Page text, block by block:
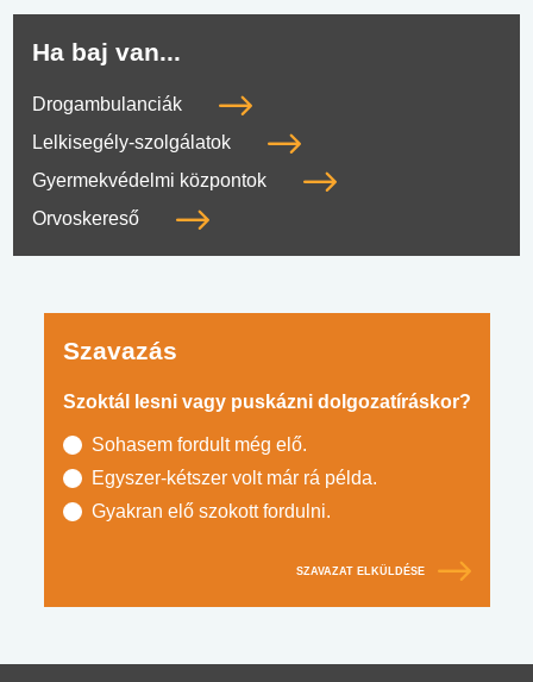
Ha baj van...
Drogambulanciák
Lelkisegély-szolgálatok
Gyermekvédelmi központok
Orvoskereső
Szavazás
Szoktál lesni vagy puskázni dolgozatíráskor?
Sohasem fordult még elő.
Egyszer-kétszer volt már rá példa.
Gyakran elő szokott fordulni.
SZAVAZAT ELKÜLDÉSE